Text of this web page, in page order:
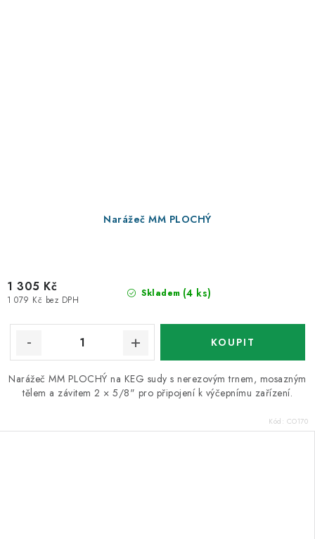
Narážeč MM PLOCHÝ
Skladem (4 ks)
1 079 Kč bez DPH
1 305 Kč
Narážeč MM PLOCHÝ na KEG sudy s nerezovým trnem, mosazným
tělem a závitem 2 × 5/8" pro připojení k výčepnímu zařízení.
Kód: CO170